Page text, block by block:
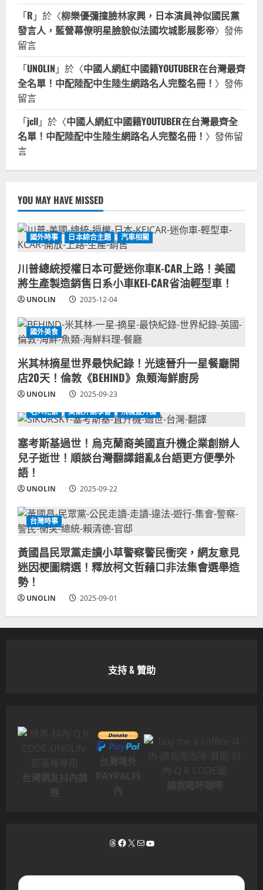
「R 」於〈柳樂優彌撞臉林家興，日本演員神似國民黨
發言人，藍營幕僚明星臉貌似法國坎城影展影帝〉發佈
留言
「UNOLIN 」於〈中國人網紅中國籍YOUTUBER在台灣最齊
全名單！中配陸配中生陸生網路名人完整名冊！ 〉發佈
留言
「jcll」於〈中國人網紅中國籍YOUTUBER在台灣最齊全
名單！中配陸配中生陸生網路名人完整名冊！ 〉發佈留
言
YOU MAY HAVE MISSED
國外時事 日本綜合主題 汽車相關
川普總統授權日本可愛迷你車K-CAR上路！美國
將生產製造銷售日系小車KEI-CAR省油輕型車！
UNOLIN 2025-12-04
國外美食
米其林摘星世界最快紀錄！光速晉升一星餐廳開
店20天！倫敦《BEHIND》魚類海鮮廚房
UNOLIN
2025-09-23
名人花絮
美語外語學習 飛機直升機
塞考斯基過世！烏克蘭裔美國直升機企業創辦人
兒子逝世！順談台灣翻譯錯亂&台語更方便學外
語！
UNOLIN 2025-09-22
台灣時事
黃國昌民眾黨走讀小草警察警民衝突，網友意見
迷因梗圖精選！釋放柯文哲藉口非法集會選舉造
勢！
UNOLIN 2025-09-01
支持 & 贊助
Threads
Facebook
X 電子郵件YouTube